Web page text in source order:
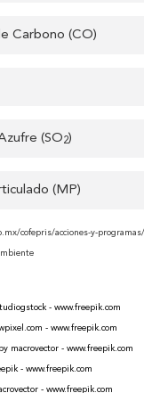
Carbono (CO)
(SO2)
(MP)
cofepris/acciones-y-
- www.freepik.com
- www.freepik.com
macrovector - www.freepik.com
- www.freepik.com
- www.freepik.com